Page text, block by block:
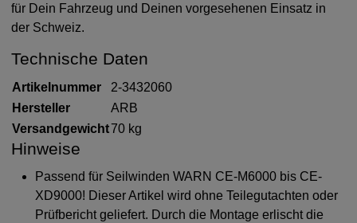
für Dein Fahrzeug und Deinen vorgesehenen Einsatz in
der Schweiz.
Technische Daten
Artikelnummer
2-3432060
Hersteller
ARB
Versandgewicht70 kg
Hinweise
Passend für Seilwinden WARN CE-M6000 bis CE-
XD9000! Dieser Artikel wird ohne Teilegutachten oder
Prüfbericht geliefert. Durch die Montage erlischt die